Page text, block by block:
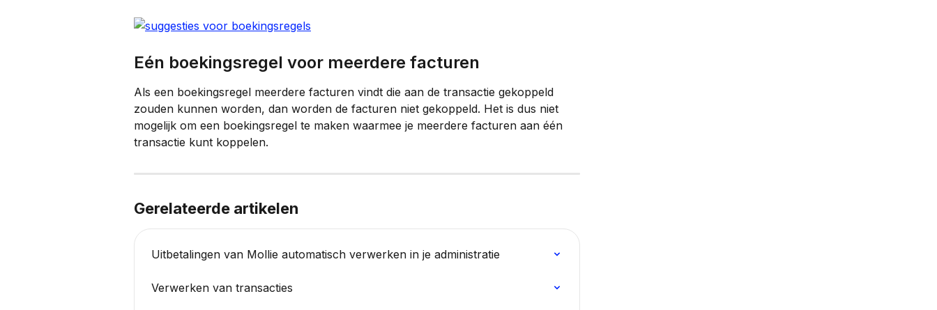
Eén boekingsregel voor meerdere facturen
Als een boekingsregel meerdere facturen vindt die aan de transactie gekoppeld
zouden kunnen worden, dan worden de facturen niet gekoppeld. Het is dus niet
mogelijk om een boekingsregel te maken waarmee je meerdere facturen aan één
transactie kunt koppelen.
Gerelateerde artikelen
Uitbetalingen van Mollie automatisch verwerken in je administratie
Verwerken van transacties